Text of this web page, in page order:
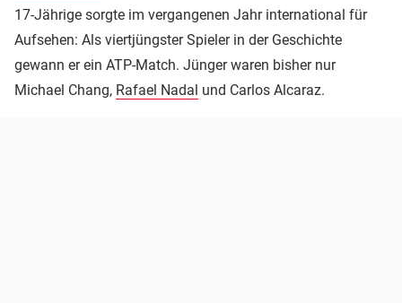
17-Jährige sorgte im vergangenen Jahr international für
Aufsehen: Als viertjüngster Spieler in der Geschichte
gewann er ein ATP-Match. Jünger waren bisher nur
Michael Chang, Rafael Nadal und Carlos Alcaraz.